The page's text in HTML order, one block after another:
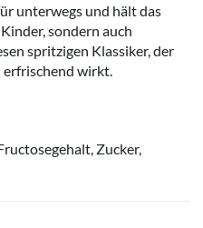
unterwegs und hält das
sondern auch
spritzigen Klassiker, der
erfrischend wirkt.
Zucker,